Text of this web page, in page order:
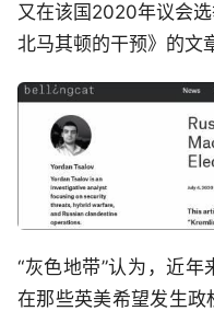
又在该国2020年议会
北马其顿的干预》的文
“灰色地带”认为，近
在那些英美希望发生